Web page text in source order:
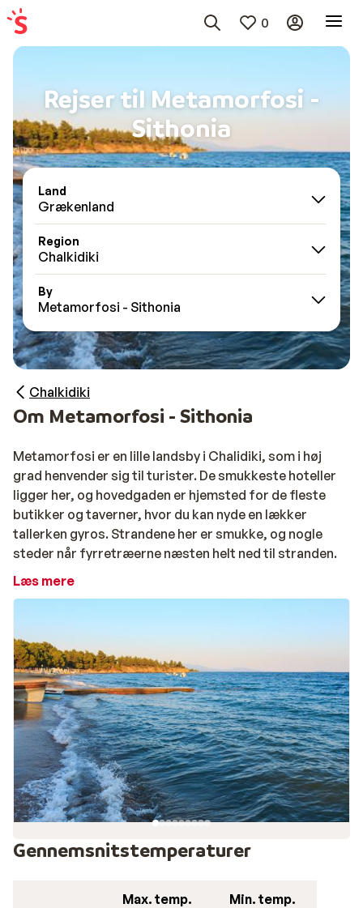
0
Rejser til Metamorfosi -
Sithonia
Land
Grækenland
Region
Chalkidiki
By
Metamorfosi - Sithonia
Chalkidiki
Om Metamorfosi - Sithonia
Metamorfosi er en lille landsby i Chalidiki, som i høj
grad henvender sig til turister. De smukkeste hoteller
ligger her, og hovedgaden er hjemsted for de fleste
butikker og taverner, hvor du kan nyde en lækker
tallerken gyros. Strandene her er smukke, og nogle
steder når fyrretræerne næsten helt ned til stranden.
Læs mere
Gennemsnitstemperaturer
Max. temp. Min. temp.